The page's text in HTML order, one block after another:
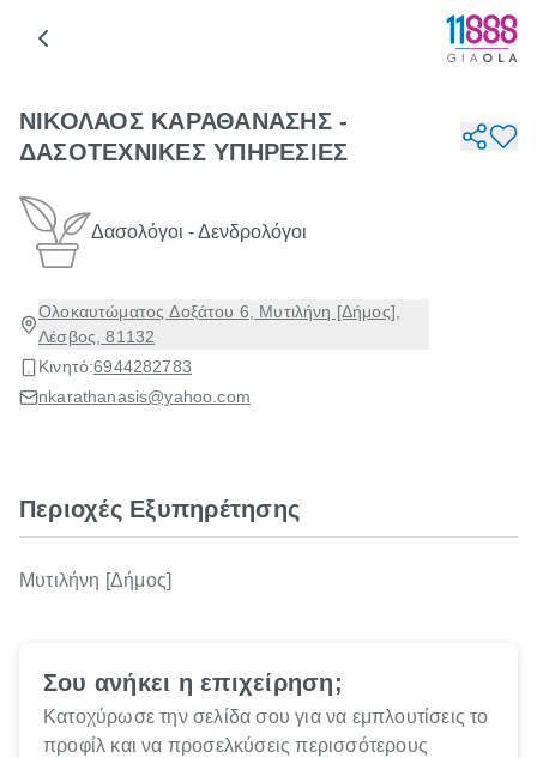
ΝΙΚΟΛΑΟΣ ΚΑΡΑΘΑΝΑΣΗΣ -
ΔΑΣΟΤΕΧΝΙΚΕΣ ΥΠΗΡΕΣΙΕΣ
Δασολόγοι - Δενδρολόγοι
Ολοκαυτώματος Δοξάτου 6, Μυτιλήνη [Δήμος],
Λέσβος, 81132
Κινητό:6944282783
nkarathanasis@yahoo.com
Περιοχές Εξυπηρέτησης
Μυτιλήνη [Δήμος]
Σου ανήκει η επιχείρηση;
Κατοχύρωσε την σελίδα σου για να εμπλουτίσεις το
προφίλ και να προσελκύσεις περισσότερους